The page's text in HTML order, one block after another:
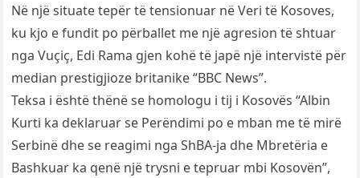
Në një situate tepër të tensionuar në Veri të Kosoves,
ku kjo e fundit po përballet me një agresion të shtuar
nga Vuçiç, Edi Rama gjen kohë të japë një intervistë për
median prestigjioze britanike “BBC News”.
Teksa i është thënë se homologu i tij i Kosovës “Albin
Kurti ka deklaruar se Perëndimi po e mban me të mirë
Serbinë dhe se reagimi nga ShBA-ja dhe Mbretëria e
Bashkuar ka qenë një trysni e tepruar mbi Kosovën”,